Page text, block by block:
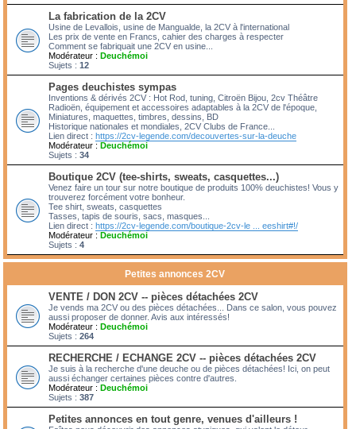
La fabrication de la 2CV
Usine de Levallois, usine de Mangualde, la 2CV à l'international
Les prix de vente en Francs, cahier des charges à respecter
Comment se fabriquait une 2CV en usine...
Modérateur : Deuchémoi
Sujets : 12
Pages deuchistes sympas
Inventions & dérivés 2CV : Hot Rod, tuning, Citroën Bijou, 2cv Théâtre
Radioën, équipement et accessoires adaptables à la 2CV de l'époque,
Miniatures, maquettes, timbres, dessins, BD
Historique nationales et mondiales, 2CV Clubs de France...
Lien direct : https://2cv-legende.com/decouvertes-sur-la-deuche
Modérateur : Deuchémoi
Sujets : 34
Boutique 2CV (tee-shirts, sweats, casquettes...)
Venez faire un tour sur notre boutique de produits 100% deuchistes! Vous y
trouverez forcément votre bonheur.
Tee shirt, sweats, casquettes
Tasses, tapis de souris, sacs, masques...
Lien direct : https://2cv-legende.com/boutique-2cv-le ... eeshirt#!/
Modérateur : Deuchémoi
Sujets : 4
Petites annonces 2CV
VENTE / DON 2CV -- pièces détachées 2CV
Je vends ma 2CV ou des pièces détachées... Dans ce salon, vous pouvez
aussi proposer de donner. Avis aux intéressés!
Modérateur : Deuchémoi
Sujets : 264
RECHERCHE / ECHANGE 2CV -- pièces détachées 2CV
Je suis à la recherche d'une deuche ou de pièces détachées! Ici, on peut
aussi échanger certaines pièces contre d'autres.
Modérateur : Deuchémoi
Sujets : 387
Petites annonces en tout genre, venues d'ailleurs !